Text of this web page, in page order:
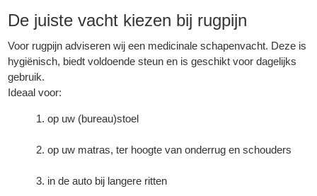
De juiste vacht kiezen bij rugpijn
Voor rugpijn adviseren wij een medicinale schapenvacht. Deze is
hygiënisch, biedt voldoende steun en is geschikt voor dagelijks
gebruik.
Ideaal voor:
op uw (bureau)stoel
op uw matras, ter hoogte van onderrug en schouders
in de auto bij langere ritten